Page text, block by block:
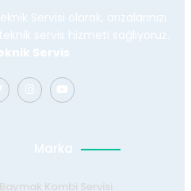
Servisi olarak, arızalarınızı
servis hizmeti sağlıyoruz.
Servis
Marka
Baymak Kombi Servisi